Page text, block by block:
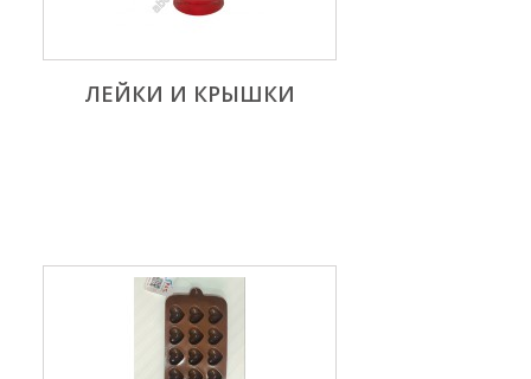
ЛЕЙКИ И КРЫШКИ